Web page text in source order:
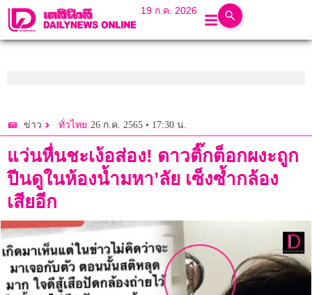
19 ก.ค. 2026
ข่าว ทั่วไทย 26 ก.ค. 2565 • 17:30 น.
แว่นหื่นชะเง้อส่อง! ดาวติ๊กต็อกผงะถูก
ปีนดูในห้องน้ำมหา’ลัย เซ็งซ้ำกล้อง
เสียอีก